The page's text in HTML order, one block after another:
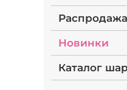
Распродажа
Новинки
Каталог